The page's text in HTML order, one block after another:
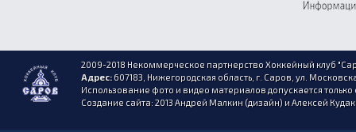
2009-2018 Некоммерческое партнерство Хоккейный клуб
Адрес:607183, Нижегородская область, г. Саров, ул.
Использование фото и видео материалов допускается
Создание сайта: 2013 Андрей Малкин (дизайн) и Алексей